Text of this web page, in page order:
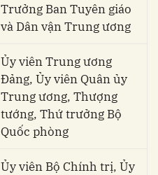
Trưởng Ban Tuyên giáo
và Dân vận Trung ương
Ủy viên Trung ương
Đảng, Ủy viên Quân ủy
Trung ương, Thượng
tướng, Thứ trưởng Bộ
Quốc phòng
Ủy viên Bộ Chính trị, Ủy